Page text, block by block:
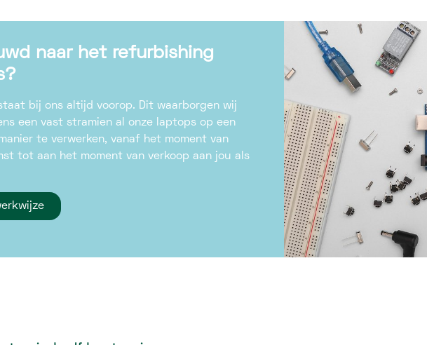
naar het refurbishing
bij ons altijd voorop. Dit waarborgen wij
een vast stramien al onze laptops op een
te verwerken, vanaf het moment van
tot aan het moment van verkoop aan jou als